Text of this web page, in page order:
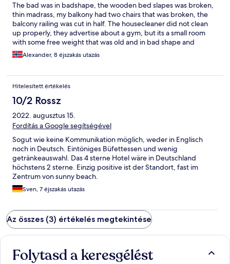
hotel should communicate important information to guests
much earlier and more clearly.
The bad was in badshape, the wooden bed slapes was broken,
thin madrass, my balkony had two chairs that was broken, the
balcony railing was cut in half. The housecleaner did not clean
up properly, they advertise about a gym, but its a small room
with some free weight that was old and in bad shape and
dangerous, the food was okey but was little variety. But the staff
itself was good and helpful, locations was super. Was not allot
Alexander, 8 éjszakás utazás
Hitelesített értékelés
10/2 Rossz
2022. augusztus 15.
Fordítás a Google segítségével
Sogut wie keine Kommunikation möglich, weder in Englisch
noch in Deutsch. Eintöniges Büfettessen und wenig
getränkeauswahl. Das 4 sterne Hotel wäre in Deutschland
höchstens 2 sterne. Einzig positive ist der Standort, fast im
Zentrum von sunny beach.
Sven, 7 éjszakás utazás
Az összes (3) értékelés megtekintése
Folytasd a keresgélést